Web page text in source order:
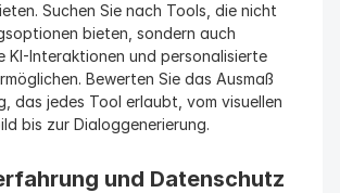
Suchen Sie nach Tools, die nicht
bieten, sondern auch
Interaktionen und personalisierte
Bewerten Sie das Ausmaß
das jedes Tool erlaubt, vom visuellen
bis zur Dialoggenerierung.
und Datenschutz